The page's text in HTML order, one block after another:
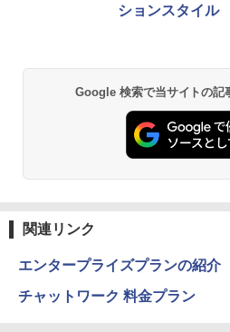
ションスタイル
Google 検索で当サイトの記
関連リンク
エンタープライズプランの紹介
チャットワーク 料金プラン